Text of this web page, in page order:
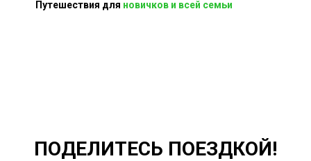
Путешествия для новичков и всей семьи
ПОДЕЛИТЕСЬ ПОЕЗДКОЙ!